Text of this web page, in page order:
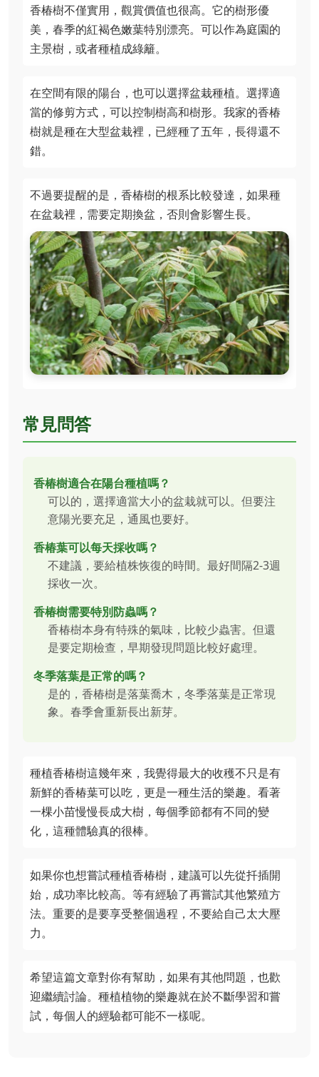
香椿樹不僅實用，觀賞價值也很高。它的樹形優
美，春季的紅褐色嫩葉特別漂亮。可以作為庭園的
主景樹，或者種植成綠籬。
在空間有限的陽台，也可以選擇盆栽種植。選擇適
當的修剪方式，可以控制樹高和樹形。我家的香椿
樹就是種在大型盆栽裡，已經種了五年，長得還不
錯。
不過要提醒的是，香椿樹的根系比較發達，如果種
在盆栽裡，需要定期換盆，否則會影響生長。
常見問答
香椿樹適合在陽台種植嗎？
可以的，選擇適當大小的盆栽就可以。但要注
意陽光要充足，通風也要好。
香椿葉可以每天採收嗎？
不建議，要給植株恢復的時間。最好間隔2-3週
採收一次。
香椿樹需要特別防蟲嗎？
香椿樹本身有特殊的氣味，比較少蟲害。但還
是要定期檢查，早期發現問題比較好處理。
冬季落葉是正常的嗎？
是的，香椿樹是落葉喬木，冬季落葉是正常現
象。春季會重新長出新芽。
種植香椿樹這幾年來，我覺得最大的收穫不只是有
新鮮的香椿葉可以吃，更是一種生活的樂趣。看著
一棵小苗慢慢長成大樹，每個季節都有不同的變
化，這種體驗真的很棒。
如果你也想嘗試種植香椿樹，建議可以先從扦插開
始，成功率比較高。等有經驗了再嘗試其他繁殖方
法。重要的是要享受整個過程，不要給自己太大壓
力。
希望這篇文章對你有幫助，如果有其他問題，也歡
迎繼續討論。種植植物的樂趣就在於不斷學習和嘗
試，每個人的經驗都可能不一樣呢。